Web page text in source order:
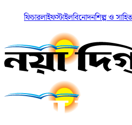
ফিচারলাইফস্টাইলবিনোদনশিল্প ও